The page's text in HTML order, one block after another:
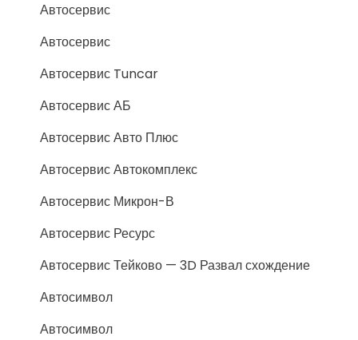
Автосервис
Автосервис
Автосервис Tuncar
Автосервис АБ
Автосервис Авто Плюс
Автосервис Автокомплекс
Автосервис Микрон-В
Автосервис Ресурс
Автосервис Тейково — 3D Развал схождение
Автосимвол
Автосимвол